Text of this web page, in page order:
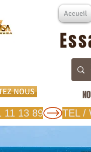
Accueil
NOUS
11 13 89